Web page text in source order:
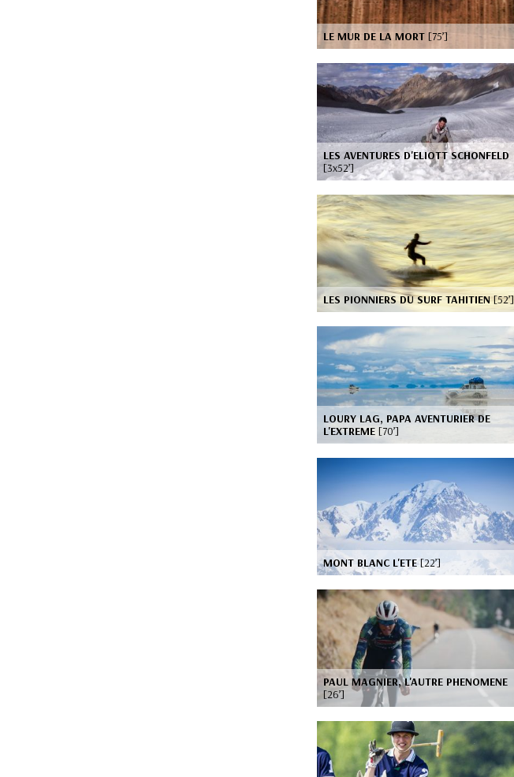
LE MUR DE LA MORT [75’]
LES AVENTURES D'ELIOTT SCHONFELD
[3x52’]
LES PIONNIERS DU SURF TAHITIEN[52’]
LOURY LAG, PAPA AVENTURIER DE
L'EXTREME [70’]
MONT BLANC L'ETE[22’]
PAUL MAGNIER, L'AUTRE PHENOMENE
[26’]